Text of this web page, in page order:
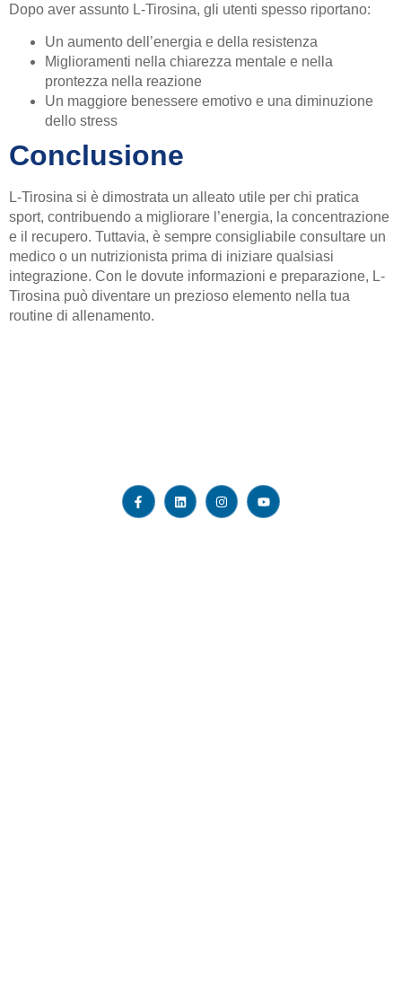
Dopo aver assunto L-Tirosina, gli utenti spesso riportano:
Un aumento dell’energia e della resistenza
Miglioramenti nella chiarezza mentale e nella
prontezza nella reazione
Un maggiore benessere emotivo e una diminuzione
dello stress
Conclusione
L-Tirosina si è dimostrata un alleato utile per chi pratica
sport, contribuendo a migliorare l’energia, la concentrazione
e il recupero. Tuttavia, è sempre consigliabile consultare un
medico o un nutrizionista prima di iniziare qualsiasi
integrazione. Con le dovute informazioni e preparazione, L-
Tirosina può diventare un prezioso elemento nella tua
routine di allenamento.